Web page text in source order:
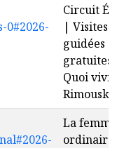
0#2026-
Circuit
| Visites
guidées
Quoi
Rimouski
La femme
ordinaire